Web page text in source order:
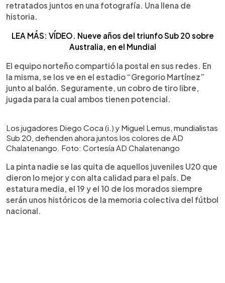
retratados juntos en una fotografía. Una llena de
historia.
LEA MÁS: VÍDEO. Nueve años del triunfo Sub 20 sobre
Australia, en el Mundial
El equipo norteño compartió la postal en sus redes. En
la misma, se los ve en el estadio “Gregorio Martínez”
junto al balón. Seguramente, un cobro de tiro libre,
jugada para la cual ambos tienen potencial.
Los jugadores Diego Coca (i.) y Miguel Lemus, mundialistas
Sub 20, defienden ahora juntos los colores de AD
Chalatenango. Foto: Cortesía AD Chalatenango
La pinta nadie se las quita de aquellos juveniles U20 que
dieron lo mejor y con alta calidad para el país. De
estatura media, el 19 y el 10 de los morados siempre
serán unos históricos de la memoria colectiva del fútbol
nacional.